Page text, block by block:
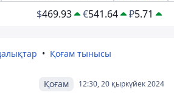
$469.93 €541.64 ₽5.71
Қоғам тынысы
12:30, 20 қыркүйек 2024
Қоғам